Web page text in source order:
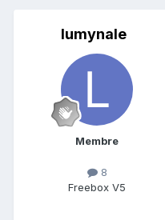
lumynale
Membre
8
Freebox V5